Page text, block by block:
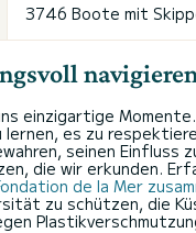
3746 Boote mit
einzigartige Momente.
es zu
seinen Einfluss
die wir erkunden.
de la Mer
zu schützen, die